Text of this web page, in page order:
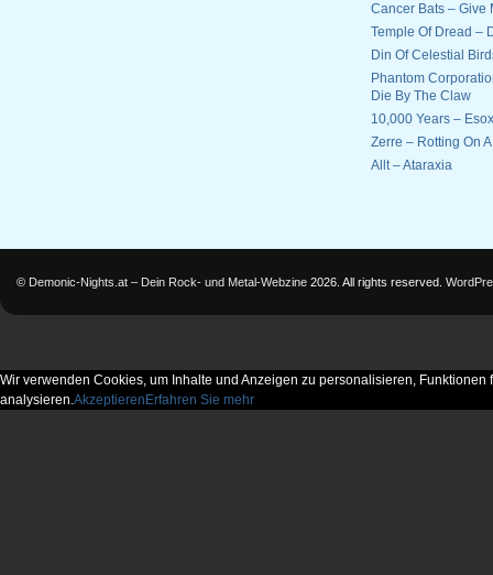
Cancer Bats – Give
Temple Of Dread –
Din Of Celestial
Phantom
Die By The Claw
10,000 Years –
Zerre – Rotting On
Allt – Ataraxia
© Demonic-Nights.at – Dein Rock- und Metal-Webzine 2026. All rights reserved.
Wir verwenden Cookies, um Inhalte und Anzeigen zu personalisieren,
analysieren.Akzeptieren Erfahren Sie mehr